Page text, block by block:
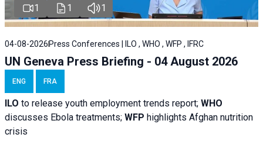
1 1 1
04-08-2026 Press Conferences | ILO , WHO , WFP , IFRC
UN Geneva Press Briefing - 04 August 2026
ENG FRA
ILO to release youth employment trends report; WHO
discusses Ebola treatments; WFP highlights Afghan nutrition
crisis